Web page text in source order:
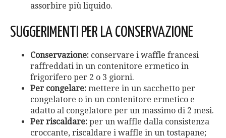
assorbire più liquido.
SUGGERIMENTI PER LA CONSERVAZIONE
Conservazione: conservare i waffle francesi
raffreddati in un contenitore ermetico in
frigorifero per 2 o 3 giorni.
Per congelare: mettere in un sacchetto per
congelatore o in un contenitore ermetico e
adatto al congelatore per un massimo di 2 mesi.
Per riscaldare: per un waffle dalla consistenza
croccante, riscaldare i waffle in un tostapane;